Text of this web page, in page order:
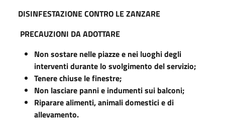
DISINFESTAZIONE CONTRO LE ZANZARE
PRECAUZIONI DA ADOTTARE
Non sostare nelle piazze e nei luoghi degli
interventi durante lo svolgimento del servizio;
Tenere chiuse le finestre;
Non lasciare panni e indumenti sui balconi;
Riparare alimenti, animali domestici e di
allevamento.